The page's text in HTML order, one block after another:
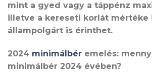
mint a gyed vagy a táppénz
illetve a kereseti korlát mértéke
állampolgárt is érinthet.
2024 minimálbér emelés:
minimálbér 2024 évében?